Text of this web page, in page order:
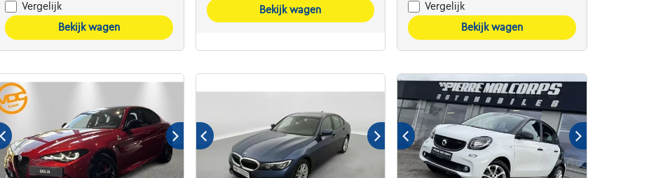
Vergelijk
Bekijk wagen
Bekijk wagen
Vergelijk
Bekijk wagen